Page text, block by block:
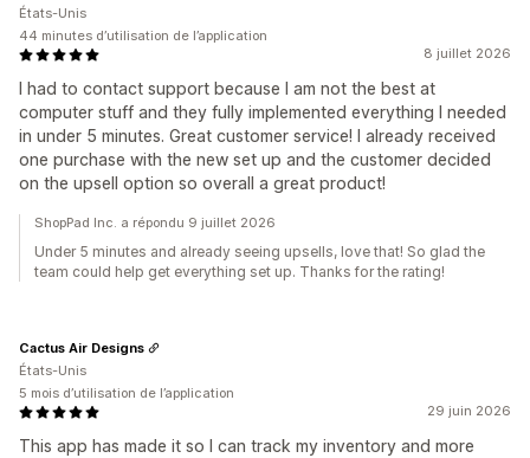
8 juillet 2026
I had to contact support because I am not the best at
computer stuff and they fully implemented everything I needed
in under 5 minutes. Great customer service! I already received
one purchase with the new set up and the customer decided
on the upsell option so overall a great product!
États-Unis
44 minutes d’utilisation de l’application
ShopPad Inc. a répondu 9 juillet 2026
Under 5 minutes and already seeing upsells, love that! So glad the
team could help get everything set up. Thanks for the rating!
29 juin 2026
This app has made it so I can track my inventory and more
Cactus Air Designs
États-Unis
5 mois d’utilisation de l’application